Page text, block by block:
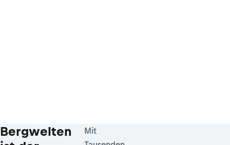
Bergwelten
Mit